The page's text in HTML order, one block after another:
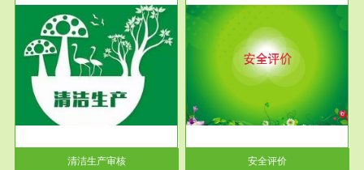
清洁生产审核
服务范围
安全评价
安全评价安全评价目的是查找、
分析和预测工程、系统、生产经
营活...
安全评价